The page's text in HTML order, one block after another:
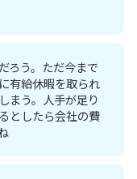
ろう。ただ今まで
有給休暇を取られ
まう。人手が足り
としたら会社の費